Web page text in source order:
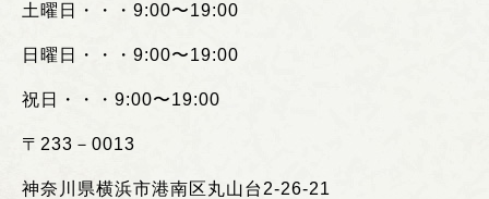
土曜日・・・ 9:00〜19:00
日曜日・・・ 9:00〜19:00
祝日・・・ 9:00〜19:00
〒 233 － 0013
神奈川県横浜市港南区丸山台 2-26-21